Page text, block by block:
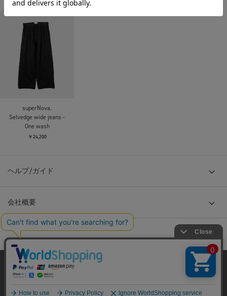
superNova.
Selvedge wide jeans -
One wash
￥24,200
ヘルプ/ガイド
会社概要
当サイトはクッキー(cookie)を使用します。クッキーはサイト内
の一部の機能および、サイトの使用状況の分析からマーケティ
プライバシーポリシーはこちら